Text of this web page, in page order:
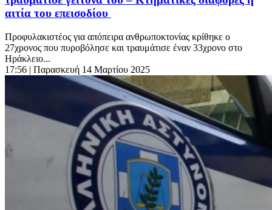
αιτία του επεισοδίου
Προφυλακιστέος για απόπειρα ανθρωποκτονίας κρίθηκε ο
27χρονος που πυροβόλησε και τραυμάτισε έναν 33χρονο στο
Ηράκλειο...
17:56 | Παρασκευή 14 Μαρτίου 2025